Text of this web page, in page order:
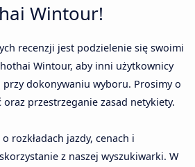
Wintour!
recenzji jest podzielenie się swoimi
Wintour, aby inni użytkownicy
dokonywaniu wyboru. Prosimy o
przestrzeganie zasad netykiety.
rozkładach jazdy, cenach i
z naszej wyszukiwarki. W